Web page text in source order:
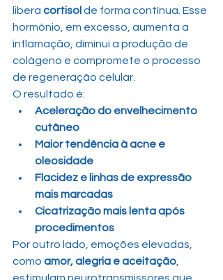
libera cortisol de forma contínua. Esse
hormônio, em excesso, aumenta a
inflamação, diminui a produção de
colágeno e compromete o processo
de regeneração celular.
O resultado é:
Aceleração do envelhecimento
cutâneo
Maior tendência à acne e
oleosidade
Flacidez e linhas de expressão
mais marcadas
Cicatrização mais lenta após
procedimentos
Por outro lado, emoções elevadas,
como amor, alegria e aceitação
estimulam neurotransmissores que